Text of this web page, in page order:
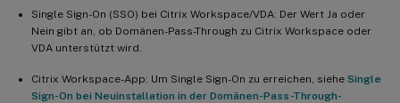
Single Sign-On (SSO) bei Citrix Workspace/VDA: Der Wert Ja oder
Nein gibt an, ob Domänen-Pass-Through zu Citrix Workspace oder
VDA unterstützt wird.
Citrix Workspace-App: Um Single Sign-On zu erreichen, siehe Single
Sign-On bei Neuinstallation in der Domänen-Pass-Through-